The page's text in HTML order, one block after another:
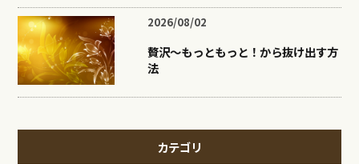
2026/08/02
贅沢〜もっともっと！から抜け出す方
法
カテゴリ